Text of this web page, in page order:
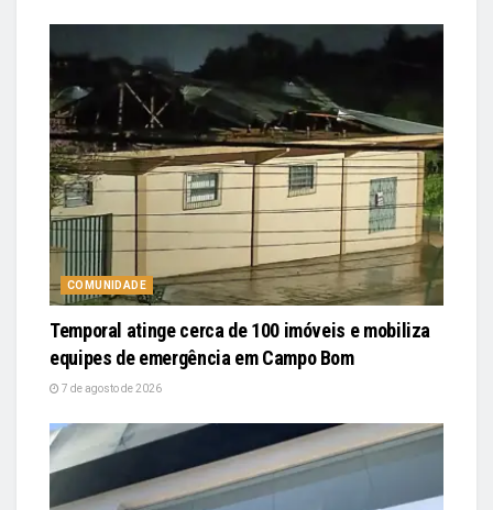
COMUNIDADE
Temporal atinge cerca de 100 imóveis e mobiliza
equipes de emergência em Campo Bom
7 de agosto de 2026